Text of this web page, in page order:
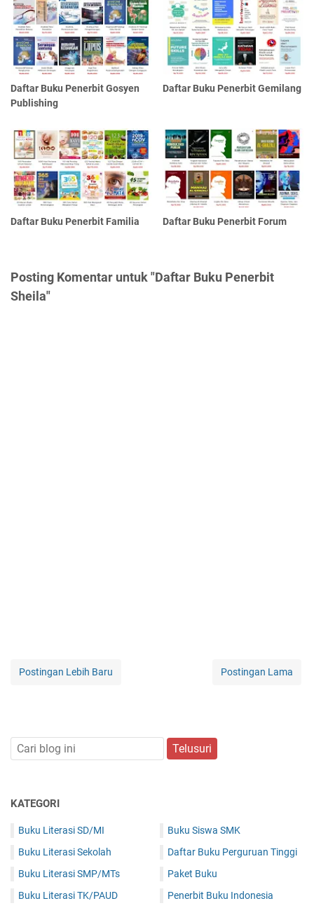
Daftar Buku Penerbit Gosyen
Publishing
Daftar Buku Penerbit Gemilang
Daftar Buku Penerbit Familia Daftar Buku Penerbit Forum
Posting Komentar untuk "Daftar Buku Penerbit
Sheila"
Postingan Lebih Baru Postingan Lama
KATEGORI
Buku Literasi SD/MI
Buku Literasi Sekolah
Buku Literasi SMP/MTs
Buku Literasi TK/PAUD
Buku Siswa SMK
Daftar Buku Perguruan Tinggi
Paket Buku
Penerbit Buku Indonesia